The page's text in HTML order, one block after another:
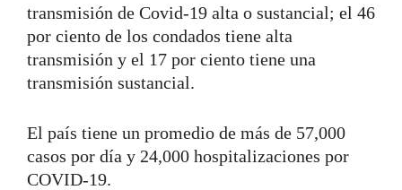
transmisión de Covid-19 alta o sustancial; el 46
por ciento de los condados tiene alta
transmisión y el 17 por ciento tiene una
transmisión sustancial.
El país tiene un promedio de más de 57,000
casos por día y 24,000 hospitalizaciones por
COVID-19.